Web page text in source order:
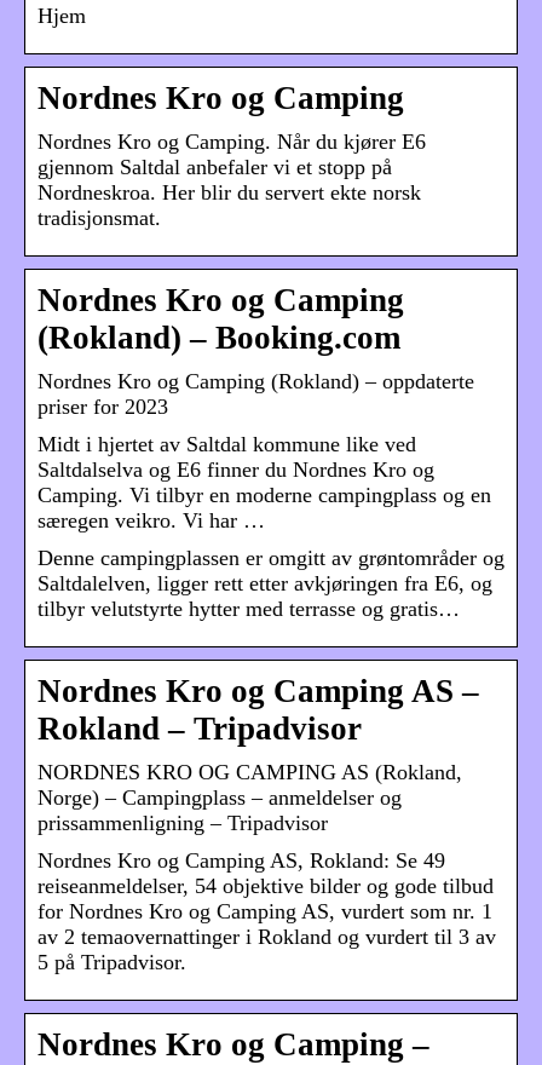
Hjem
Nordnes Kro og Camping
Nordnes Kro og Camping. Når du kjører E6
gjennom Saltdal anbefaler vi et stopp på
Nordneskroa. Her blir du servert ekte norsk
tradisjonsmat.
Nordnes Kro og Camping
(Rokland) – Booking.com
Nordnes Kro og Camping (Rokland) – oppdaterte
priser for 2023
Midt i hjertet av Saltdal kommune like ved
Saltdalselva og E6 finner du Nordnes Kro og
Camping. Vi tilbyr en moderne campingplass og en
særegen veikro. Vi har …
Denne campingplassen er omgitt av grøntområder og
Saltdalelven, ligger rett etter avkjøringen fra E6, og
tilbyr velutstyrte hytter med terrasse og gratis…
Nordnes Kro og Camping AS –
Rokland – Tripadvisor
NORDNES KRO OG CAMPING AS (Rokland,
Norge) – Campingplass – anmeldelser og
prissammenligning – Tripadvisor
Nordnes Kro og Camping AS, Rokland: Se 49
reiseanmeldelser, 54 objektive bilder og gode tilbud
for Nordnes Kro og Camping AS, vurdert som nr. 1
av 2 temaovernattinger i Rokland og vurdert til 3 av
5 på Tripadvisor.
Nordnes Kro og Camping –